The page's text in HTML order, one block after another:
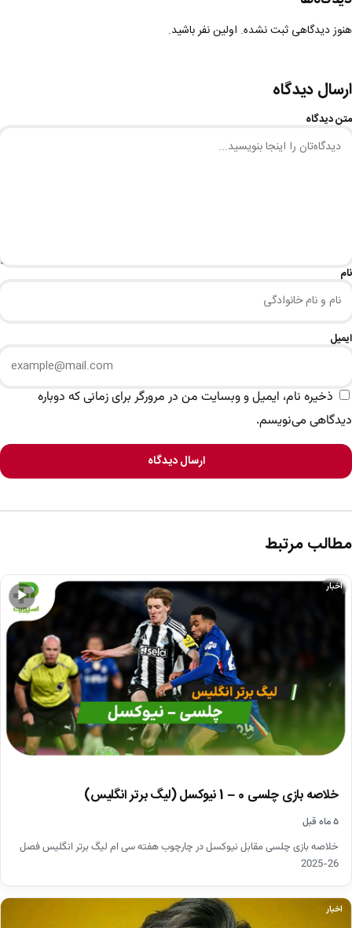
هنوز دیدگاهی ثبت نشده. اولین نفر باشید.
ارسال دیدگاه
متن دیدگاه
نام
ایمیل
ذخیره نام، ایمیل و وبسایت من در مرورگر برای زمانی که دوباره
دیدگاهی می‌نویسم.
ارسال دیدگاه
مطالب مرتبط
▶
اخبار
خلاصه بازی چلسی 0 – 1 نیوکسل (لیگ برتر انگلیس)
۵ ماه قبل
خلاصه بازی چلسی مقابل نیوکسل در چارچوب هفته سی ام لیگ برتر انگلیس فصل
26-2025
اخبار